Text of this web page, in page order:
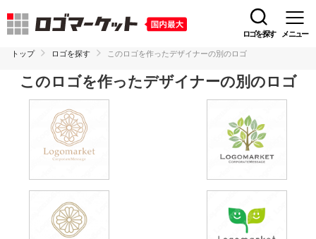
ロゴを探す メニュー
トップ ロゴを探す このロゴを作ったデザイナーの別のロゴ
このロゴを作ったデザイナーの別のロゴ